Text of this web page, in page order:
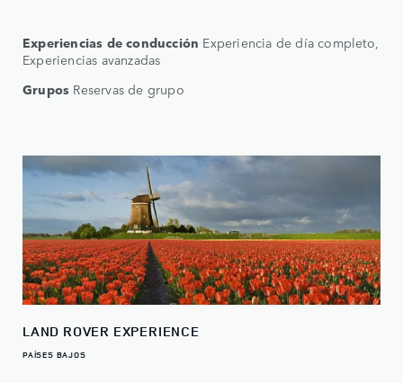
Experiencias de conducción Experiencia de día completo,
Experiencias avanzadas
Grupos Reservas de grupo
LAND ROVER EXPERIENCE
PAÍSES BAJOS